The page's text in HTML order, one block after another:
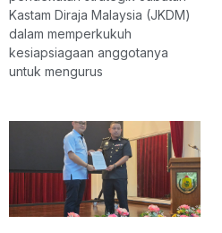
Kastam Diraja Malaysia (JKDM)
dalam memperkukuh
kesiapsiagaan anggotanya
untuk mengurus